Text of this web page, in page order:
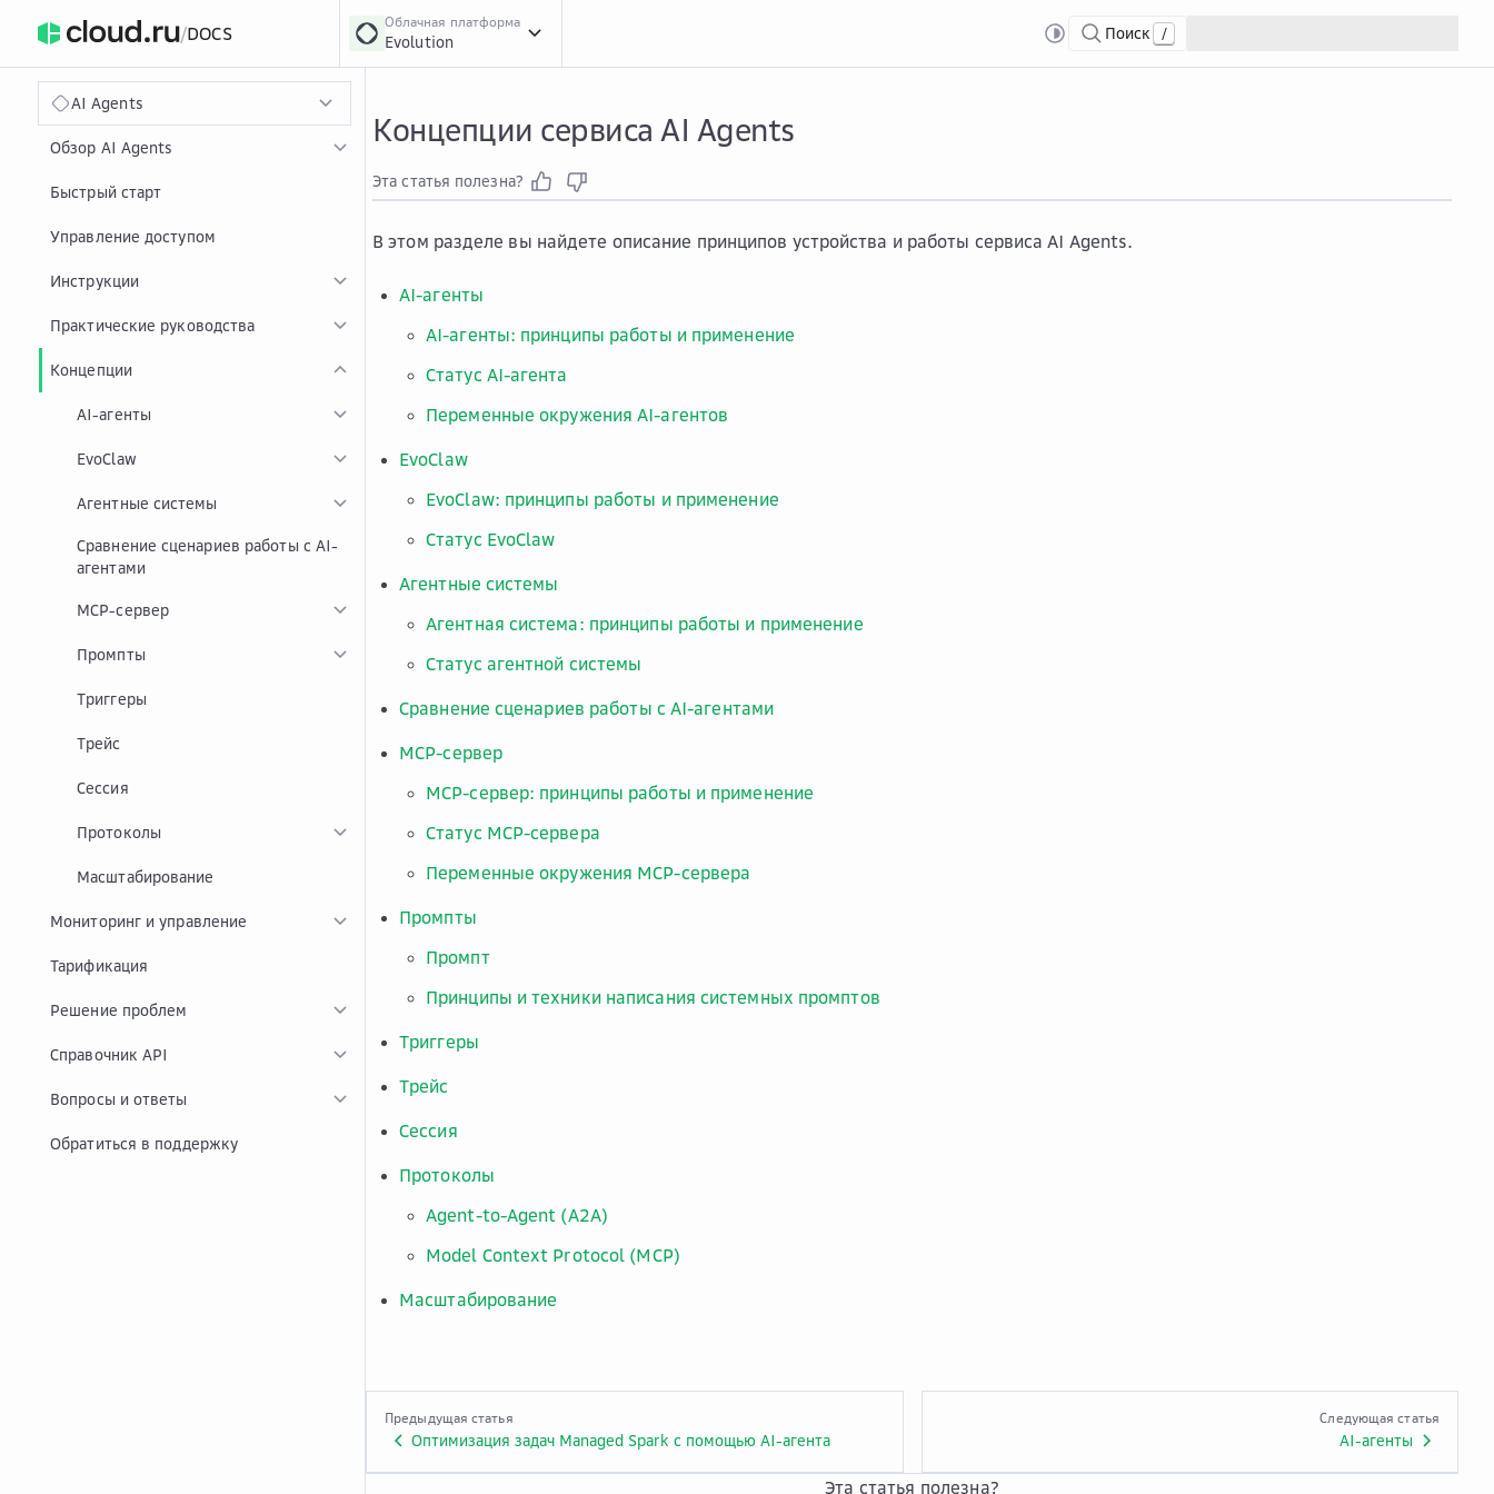
/DOCS
Облачная платформа
Evolution Поиск /
AI Agents
Обзор AI Agents
Быстрый старт
Управление доступом
Инструкции
Практические руководства
Концепции
AI-агенты
EvoClaw
Агентные системы
Сравнение сценариев работы с AI-
агентами
MCP-сервер
Промпты
Триггеры
Трейс
Сессия
Протоколы
Масштабирование
Мониторинг и управление
Тарификация
Решение проблем
Справочник API
Вопросы и ответы
Обратиться в поддержку
Концепции сервиса AI Agents
Эта статья полезна?
В этом разделе вы найдете описание принципов устройства и работы сервиса AI Agents.
AI-агенты
AI-агенты: принципы работы и применение
Статус AI-агента
Переменные окружения AI-агентов
EvoClaw
EvoClaw: принципы работы и применение
Статус EvoClaw
Агентные системы
Агентная система: принципы работы и применение
Статус агентной системы
Сравнение сценариев работы с AI-агентами
MCP-сервер
MCP-сервер: принципы работы и применение
Статус MCP-сервера
Переменные окружения MCP-сервера
Промпты
Промпт
Принципы и техники написания системных промптов
Триггеры
Трейс
Сессия
Протоколы
Agent-to-Agent (A2A)
Model Context Protocol (MCP)
Масштабирование
Предыдущая статья
Оптимизация задач Managed Spark с помощью AI-агента
Следующая статья
AI-агенты
Эта статья полезна?